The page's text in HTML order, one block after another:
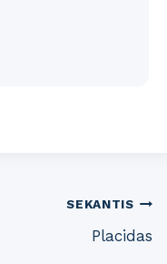
SEKANTIS
Placidas